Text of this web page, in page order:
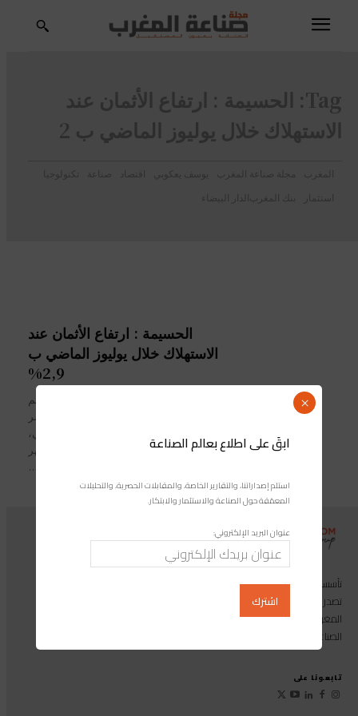
Tag: الحسيمة : ارتفاع الأثمان عند
الاستهلاك خلال يوليوز الماضي ب 2
المغرب مجلة صناعة المغرب يوسف يعكوبي اقتصاد صناعة
تكنولوجيا
استثمار
بنك المغرب الدار البيضاء
الحسيمة : ارتفاع الأثمان عند
الاستهلاك خلال يوليوز الماضي ب
2,9%
مجلة صناعة المغرب عرف الرقم
الاستدلالي للأثمان عند الاستهلاك للأسر
بمدينة الحسيمة، خلال شهر يوليوز الماضي،
ارتفاعا ب 2.8 في المائة مقارنة مع شهر
يونيو...
تصدر المجلة الرائدة المخصصة للصناعة والاستثمار والابتكار: مجلة «صناعة
المغرب»، بالإضافة إلى أول منصة رقمية موجهة لخدمة المهنيين في القطاع
الصناعي.
تابعونا على
ابقَ على اطلاع بعالم الصناعة
استلم إصداراتنا، والتقارير الخاصة، والمقابلات الحصرية، والتحليلات
المعمّقة حول الصناعة والاستثمار والابتكار.
عنوان البريد الإلكتروني:
×